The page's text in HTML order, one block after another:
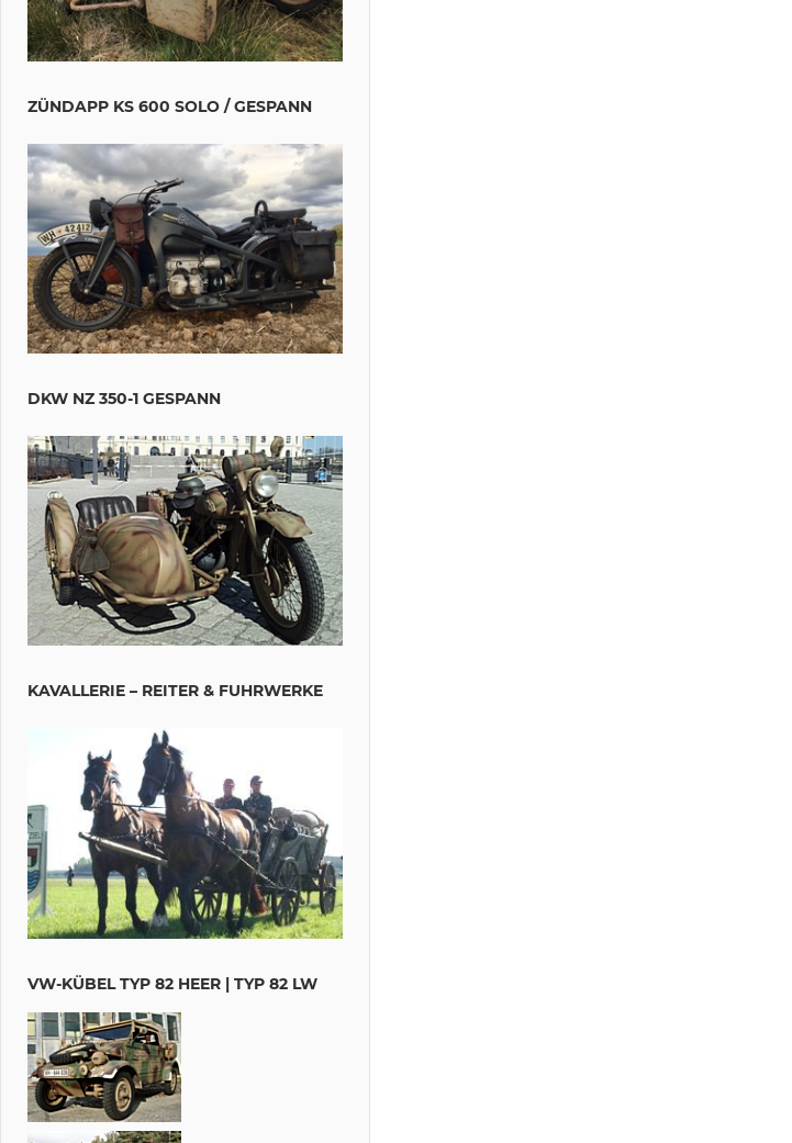
ZÜNDAPP KS 600 SOLO / GESPANN
DKW NZ 350-1 GESPANN
KAVALLERIE – REITER & FUHRWERKE
VW-KÜBEL TYP 82 HEER | TYP 82 LW